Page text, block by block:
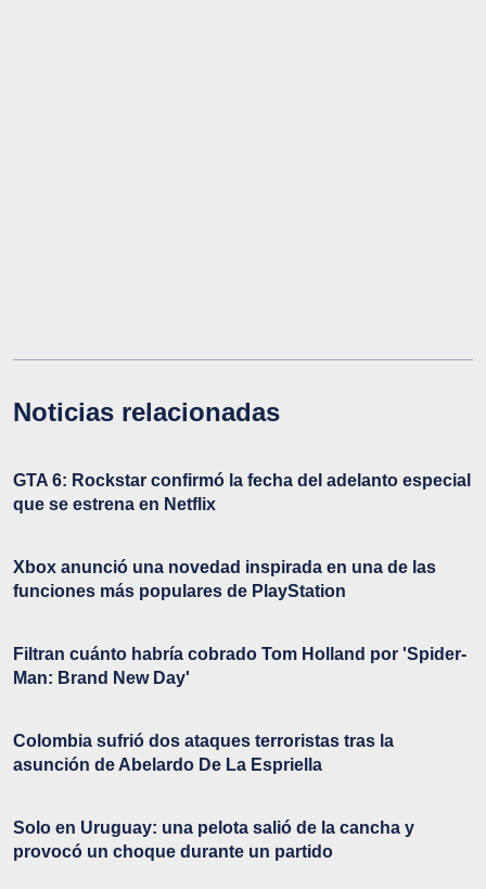
Noticias relacionadas
GTA 6: Rockstar confirmó la fecha del adelanto especial
que se estrena en Netflix
Xbox anunció una novedad inspirada en una de las
funciones más populares de PlayStation
Filtran cuánto habría cobrado Tom Holland por 'Spider-
Man: Brand New Day'
Colombia sufrió dos ataques terroristas tras la
asunción de Abelardo De La Espriella
Solo en Uruguay: una pelota salió de la cancha y
provocó un choque durante un partido